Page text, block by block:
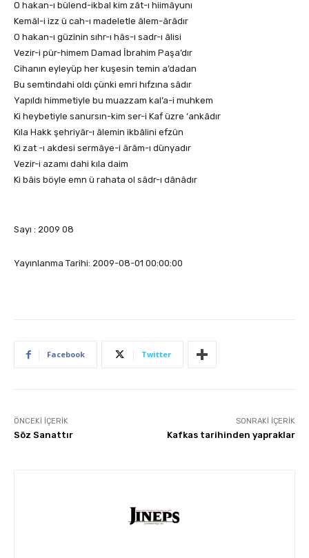
O hakan-ı bülend-ikbal kim zât-ı hiimâyunı
Kemâl-i izz ü cah-ı madeletle âlem-ârâdır
O hakan-ı güzînin sıhr-ı hâs-ı sadr-ı âlisi
Vezir-i pür-himem Damad İbrahim Paşa’dır
Cihanın eyleyüp her kuşesin temin a’dadan
Bu semtindahi oldı çünki emri hıfzına sâdır
Yapıldı himmetiyle bu muazzam kal’a-i muhkem
Ki heybetiyle sanursın-kim ser-i Kaf üzre ‘ankâdır
Kıla Hakk şehriyâr-ı âlemin ikbâlini efzûn
Ki zat -ı akdesi sermâye-i ârâm-ı dünyadır
Vezir-i azamı dahi kıla daim
Ki bâis böyle emn ü rahata ol sâdr-ı dânâdır
Sayı : 2009 08
Yayınlanma Tarihi: 2009-08-01 00:00:00
Facebook Twitter
ÖNCEKI İÇERIK
Söz Sanattır
SONRAKI İÇERIK
Kafkas tarihinden yapraklar